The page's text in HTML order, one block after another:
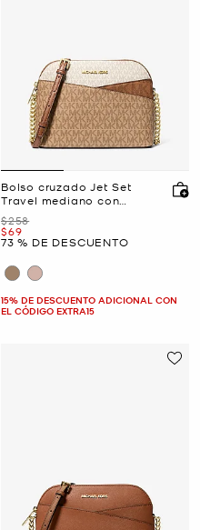
Bolso cruzado Jet Set
Travel mediano con
bloques de color y
logotipo de la marca
Era
$258
Ahora
$69
73 % DE DESCUENTO
15% DE DESCUENTO ADICIONAL CON
EL CÓDIGO EXTRA15